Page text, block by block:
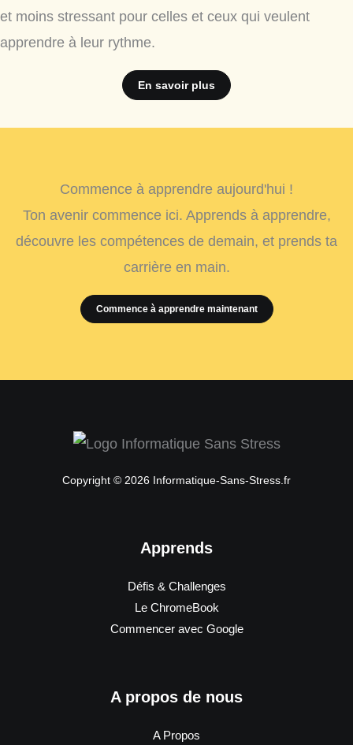
et moins stressant pour celles et ceux qui veulent
apprendre à leur rythme.
En savoir plus
Commence à apprendre aujourd'hui !
Ton avenir commence ici. Apprends à apprendre,
découvre les compétences de demain, et prends ta
carrière en main.
Commence à apprendre maintenant
Copyright © 2026 Informatique-Sans-Stress.fr
Apprends
Défis & Challenges
Le ChromeBook
Commencer avec Google
A propos de nous
A Propos